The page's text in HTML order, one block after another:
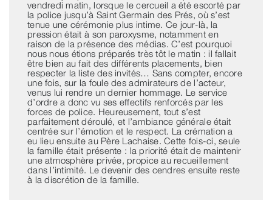
vendredi matin, lorsque le cercueil a été escorté par
la police jusqu’à Saint Germain des Prés, où s’est
tenue une cérémonie plus intime. Ce jour-là, la
pression était à son paroxysme, notamment en
raison de la présence des médias. C’est pourquoi
nous nous étions préparés très tôt le matin : il fallait
être bien au fait des différents placements, bien
respecter la liste des invités… Sans compter, encore
une fois, sur la foule des admirateurs de l’acteur,
venus lui rendre un dernier hommage. Le service
d’ordre a donc vu ses effectifs renforcés par les
forces de police. Heureusement, tout s’est
parfaitement déroulé, et l’ambiance générale était
centrée sur l’émotion et le respect. La crémation a
eu lieu ensuite au Père Lachaise. Cette fois-ci, seule
la famille était présente : la priorité était de maintenir
une atmosphère privée, propice au recueillement
dans l’intimité. Le devenir des cendres ensuite reste
à la discrétion de la famille.